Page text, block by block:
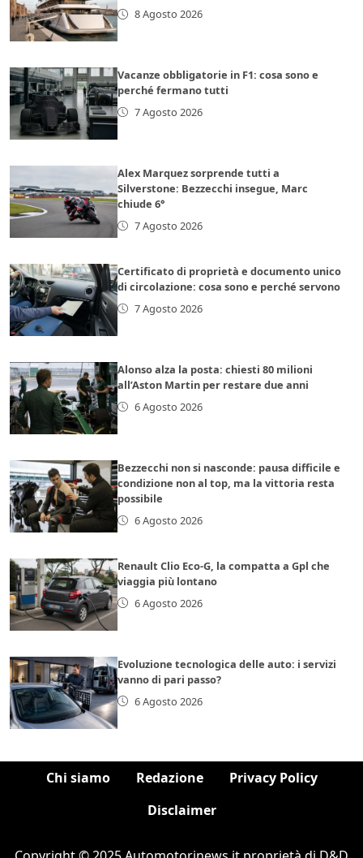
8 Agosto 2026
Vacanze obbligatorie in F1: cosa sono e
perché fermano tutti
7 Agosto 2026
Alex Marquez sorprende tutti a
Silverstone: Bezzecchi insegue, Marc
chiude 6°
7 Agosto 2026
Certificato di proprietà e documento unico
di circolazione: cosa sono e perché servono
7 Agosto 2026
Alonso alza la posta: chiesti 80 milioni
all’Aston Martin per restare due anni
6 Agosto 2026
Bezzecchi non si nasconde: pausa difficile e
condizione non al top, ma la vittoria resta
possibile
6 Agosto 2026
Renault Clio Eco-G, la compatta a Gpl che
viaggia più lontano
6 Agosto 2026
Evoluzione tecnologica delle auto: i servizi
vanno di pari passo?
6 Agosto 2026
Chi siamo Redazione
Privacy Policy
Disclaimer